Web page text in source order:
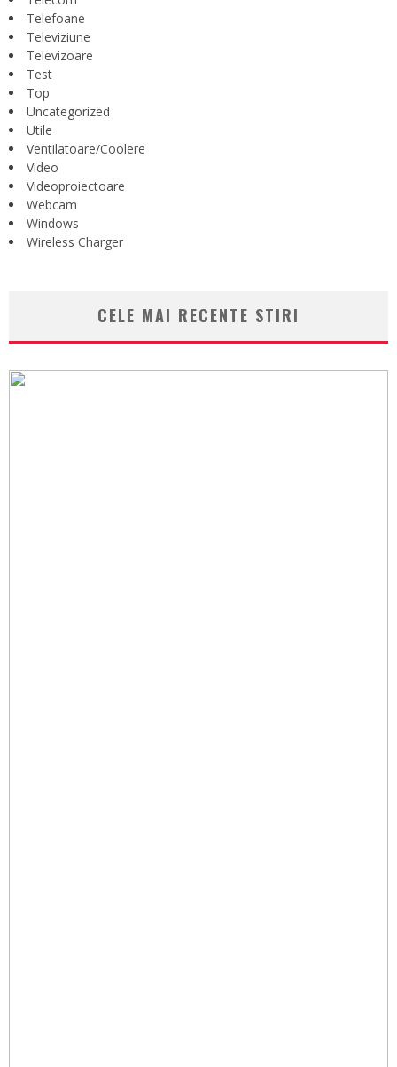
Telefoane
Televiziune
Televizoare
Test
Top
Uncategorized
Utile
Ventilatoare/Coolere
Video
Videoproiectoare
Webcam
Windows
Wireless Charger
CELE MAI RECENTE STIRI